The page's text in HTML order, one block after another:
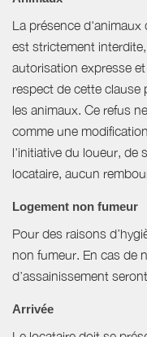
La présence d'animaux
est strictement
autorisation expresse
respect de cette clause
les animaux. Ce refus
comme une
l'initiative du loueur, de
locataire, aucun
Logement non fumeur
Pour des raisons
non fumeur. En cas de
d’assainissement
Arrivée